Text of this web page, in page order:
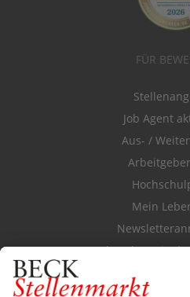
FÜR
Job Agent
Aus- /
Mein
Durchsuchen Sie
FÜR